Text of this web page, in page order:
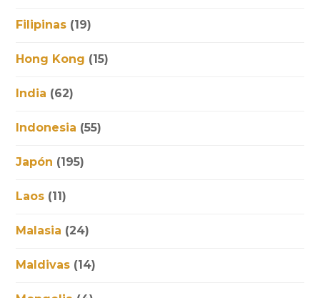
Filipinas (19)
Hong Kong (15)
India (62)
Indonesia (55)
Japón (195)
Laos (11)
Malasia (24)
Maldivas (14)